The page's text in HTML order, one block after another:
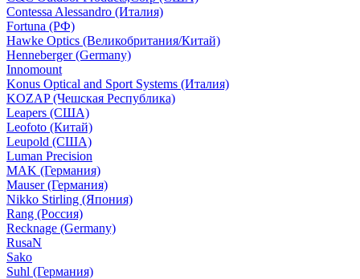
Contessa Alessandro (Италия)
Fortuna (РФ)
Hawke Optics (Великобритания/Китай)
Henneberger (Germany)
Innomount
Konus Optical and Sport Systems (Италия)
KOZAP (Чешская Республика)
Leapers (США)
Leofoto (Китай)
Leupold (США)
Luman Precision
MAK (Германия)
Mauser (Германия)
Nikko Stirling (Япония)
Rang (Россия)
Recknage (Germany)
RusaN
Sako
Suhl (Германия)